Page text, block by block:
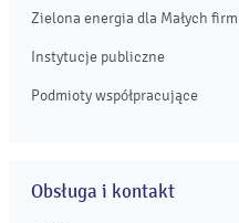
Zielona energia dla Małych firm
Instytucje publiczne
Podmioty współpracujące
Obsługa i kontakt